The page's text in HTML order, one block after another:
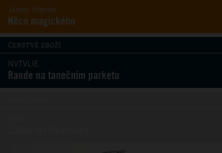
James Harries
Něco magického
ČERSTVÉ ZBOŽÍ
NVTVLIE
Rande na tanečním parketu